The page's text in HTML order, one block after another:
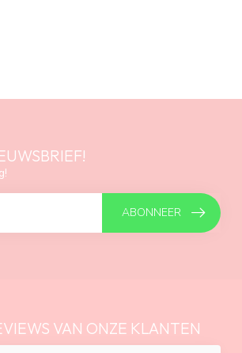
ABONNEER
VAN ONZE KLANTEN